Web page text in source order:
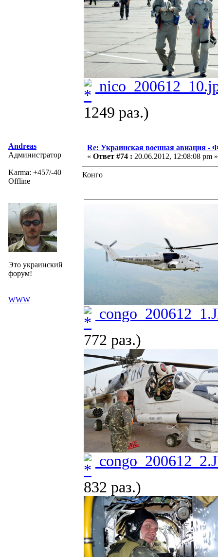
1249 раз.)
Andreas
Администратор
Karma: +457/-40
Offline
Это украинский
форум!
WWW
Re: Украинская военная авиация -
« Ответ #74 : 20.06.2012, 12:08:08 pm »
Конго
772 раз.)
832 раз.)